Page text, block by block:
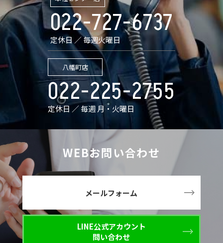
022-727-6737
定休日 ／ 毎週火曜日
八幡町店
022-225-2755
定休日 ／ 毎週 月・火曜日
WEBお問い合わせ
メールフォーム
LINE公式アカウント
問い合わせ